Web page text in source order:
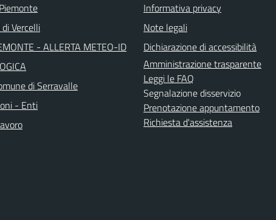
Vercelli
- ALLERTA METEO-ID
di Serravalle
- Enti
Informativa privacy
Note legali
Dichiarazione di accessibilità
Amministrazione trasparente
Leggi le FAQ
Segnalazione disservizio
Prenotazione appuntamento
Richiesta d'assistenza